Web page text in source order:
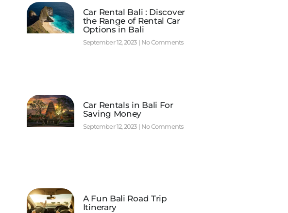
Car Rental Bali : Discover
the Range of Rental Car
Options in Bali
September 12, 2023 No Comments
Car Rentals in Bali For
Saving Money
September 12, 2023 No Comments
A Fun Bali Road Trip
Itinerary